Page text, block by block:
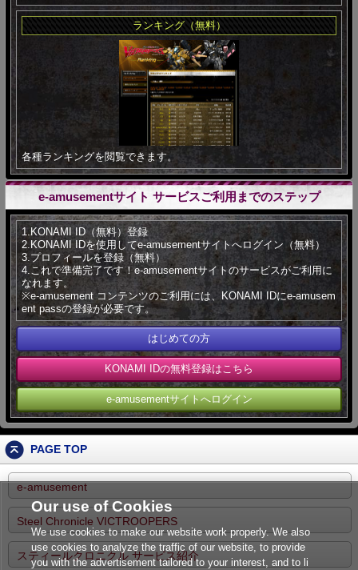
ランキング（無料）
各種ランキングを閲覧できます。
e-amusementサイト サービスご利用までのステップ
1.KONAMI ID（無料）登録
2.KONAMI IDを使用してe-amusementサイトへログイン（無料）
3.プロフィールを登録（無料）
4.これで準備完了です！e-amusementサイトのサービスがご利用に
なれます。
※e-amusement コンテンツのご利用には、KONAMI IDにe-amusem
ent passの登録が必要です。
はじめての方
KONAMI IDの無料登録はこちら
e-amusementサイトへログイン
PAGE TOP
e-amusement
Steel Chronicle VICTROOPERS
スティールクロニクル サービス紹介
Our use of Cookies
We use cookies to make our website work properly. We also
use cookies to analyze the traffic of our website, to provide
you with the advertisement tailored to your interest, and to li